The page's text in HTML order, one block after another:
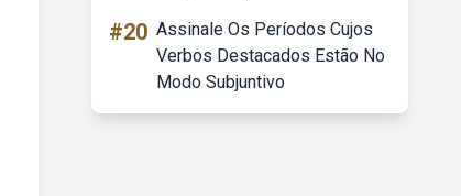
#20 Assinale Os Períodos Cujos
Verbos Destacados Estão No
Modo Subjuntivo